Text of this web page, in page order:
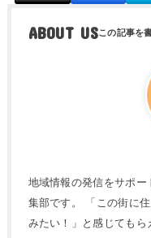
ABOUT US
地域情報の発信をサポ
集部です。 「この街に
みたい！」と感じてもら